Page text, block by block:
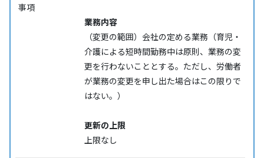
事項
業務内容
（変更の範囲）会社の定める業務（育児・
介護による短時間勤務中は原則、業務の変
更を行わないこととする。ただし、労働者
が業務の変更を申し出た場合はこの限りで
はない。）
更新の上限
上限なし